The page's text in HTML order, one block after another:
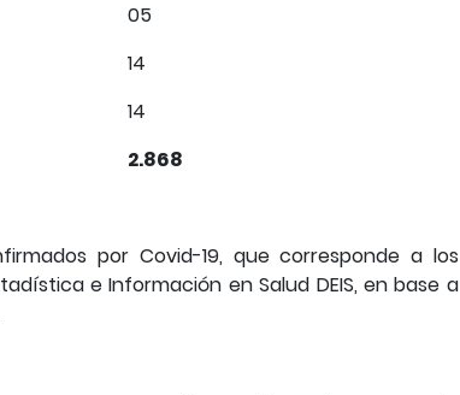
05
14
14
2.868
por Covid-19, que corresponde a los
e Información en Salud DEIS, en base a